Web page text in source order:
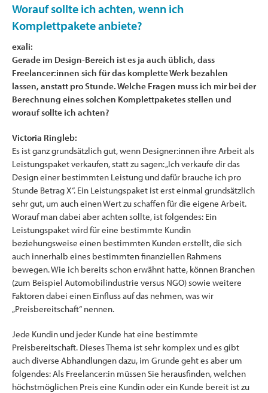
Worauf sollte ich achten, wenn ich
Komplettpakete anbiete?
exali:
Gerade im Design-Bereich ist es ja auch üblich, dass
Freelancer:innen sich für das komplette Werk bezahlen
lassen, anstatt pro Stunde. Welche Fragen muss ich mir bei der
Berechnung eines solchen Komplettpaketes stellen und
worauf sollte ich achten?
Victoria Ringleb:
Es ist ganz grundsätzlich gut, wenn Designer:innen ihre Arbeit als
Leistungspaket verkaufen, statt zu sagen: „Ich verkaufe dir das
Design einer bestimmten Leistung und dafür brauche ich pro
Stunde Betrag X“. Ein Leistungspaket ist erst einmal grundsätzlich
sehr gut, um auch einen Wert zu schaffen für die eigene Arbeit.
Worauf man dabei aber achten sollte, ist folgendes: Ein
Leistungspaket wird für eine bestimmte Kundin
beziehungsweise einen bestimmten Kunden erstellt, die sich
auch innerhalb eines bestimmten finanziellen Rahmens
bewegen. Wie ich bereits schon erwähnt hatte, können Branchen
(zum Beispiel Automobilindustrie versus NGO) sowie weitere
Faktoren dabei einen Einfluss auf das nehmen, was wir
„Preisbereitschaft“ nennen.
Jede Kundin und jeder Kunde hat eine bestimmte
Preisbereitschaft. Dieses Thema ist sehr komplex und es gibt
auch diverse Abhandlungen dazu, im Grunde geht es aber um
folgendes: Als Freelancer:in müssen Sie herausfinden, welchen
höchstmöglichen Preis eine Kundin oder ein Kunde bereit ist zu